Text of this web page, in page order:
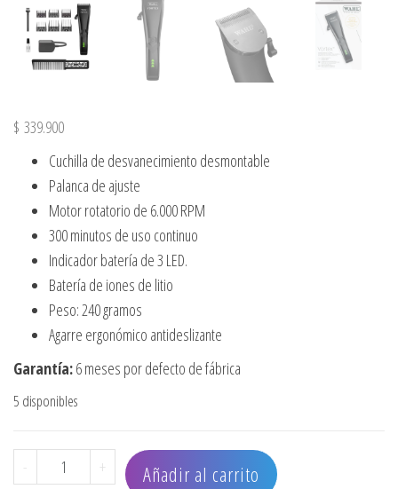
$ 339.900
Cuchilla de desvanecimiento desmontable
Palanca de ajuste
Motor rotatorio de 6.000 RPM
300 minutos de uso continuo
Indicador batería de 3 LED.
Batería de iones de litio
Peso: 240 gramos
Agarre ergonómico antideslizante
Garantía:6 meses por defecto de fábrica
5 disponibles
- CORTADORA WAHL VORTEX INALÁMBRICA cantidad
+ Añadir al carrito